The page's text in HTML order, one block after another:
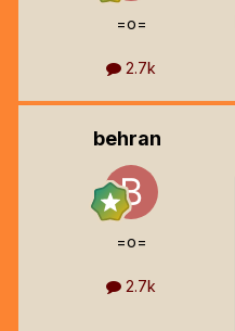
=o=
2.7k
behran
=o=
2.7k